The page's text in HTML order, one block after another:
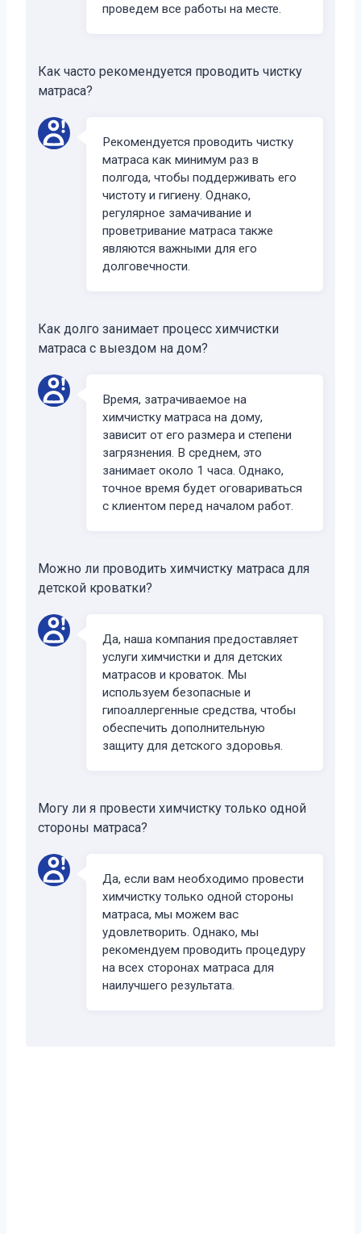
проведем все работы на месте.
Как часто рекомендуется проводить чистку
матраса?
Рекомендуется проводить чистку
матраса как минимум раз в
полгода, чтобы поддерживать его
чистоту и гигиену. Однако,
регулярное замачивание и
проветривание матраса также
являются важными для его
долговечности.
Как долго занимает процесс химчистки
матраса с выездом на дом?
Время, затрачиваемое на
химчистку матраса на дому,
зависит от его размера и степени
загрязнения. В среднем, это
занимает около 1 часа. Однако,
точное время будет оговариваться
с клиентом перед началом работ.
Можно ли проводить химчистку матраса для
детской кроватки?
Да, наша компания предоставляет
услуги химчистки и для детских
матрасов и кроваток. Мы
используем безопасные и
гипоаллергенные средства, чтобы
обеспечить дополнительную
защиту для детского здоровья.
Могу ли я провести химчистку только одной
стороны матраса?
Да, если вам необходимо провести
химчистку только одной стороны
матраса, мы можем вас
удовлетворить. Однако, мы
рекомендуем проводить процедуру
на всех сторонах матраса для
наилучшего результата.